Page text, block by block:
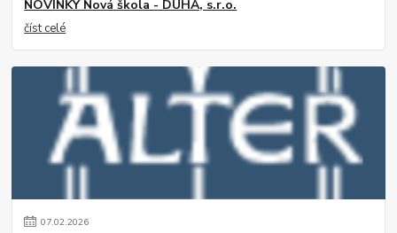
NOVINKY Nová škola - DUHA, s.r.o.
číst celé
07.02.2026